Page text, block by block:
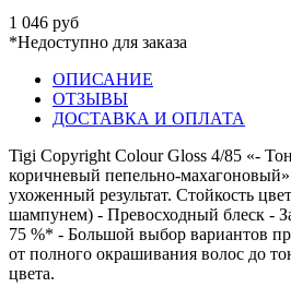
1 046 руб
*Недоступно для заказа
ОПИСАНИЕ
ОТЗЫВЫ
ДОСТАВКА И ОПЛАТА
Tigi Copyright Colour Gloss 4/85 «-
коричневый пепельно-
ухоженный результат. Стойкость
шампунем) - Превосходный блеск -
75 %* - Большой выбор вариантов
от полного окрашивания волос до
цвета.